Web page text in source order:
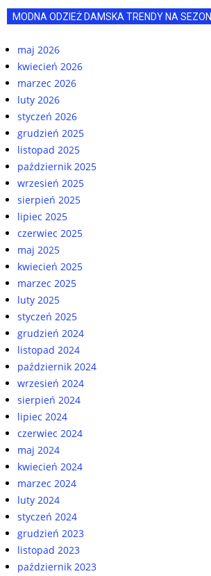
MODNA ODZIEŻ DAMSKA TRENDY NA SEZON
maj 2026
kwiecień 2026
marzec 2026
luty 2026
styczeń 2026
grudzień 2025
listopad 2025
październik 2025
wrzesień 2025
sierpień 2025
lipiec 2025
czerwiec 2025
maj 2025
kwiecień 2025
marzec 2025
luty 2025
styczeń 2025
grudzień 2024
listopad 2024
październik 2024
wrzesień 2024
sierpień 2024
lipiec 2024
czerwiec 2024
maj 2024
kwiecień 2024
marzec 2024
luty 2024
styczeń 2024
grudzień 2023
listopad 2023
październik 2023